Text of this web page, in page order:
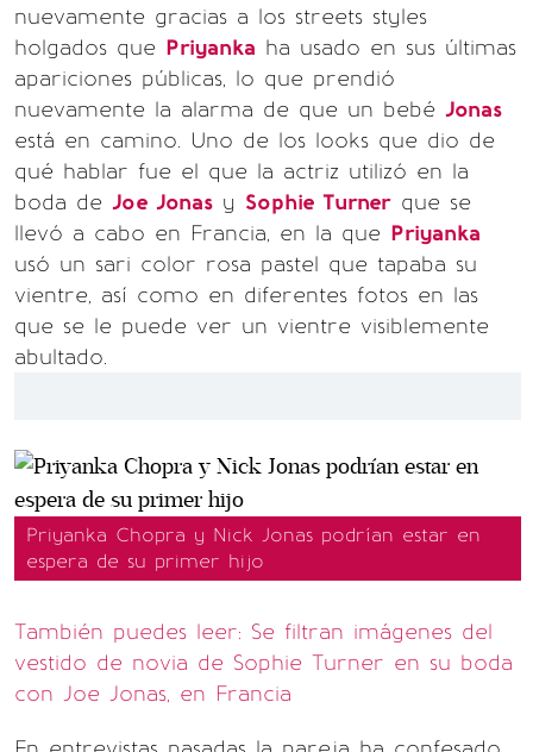
nuevamente gracias a los streets styles
holgados que Priyanka ha usado en sus últimas
apariciones públicas, lo que prendió
nuevamente la alarma de que un bebé Jonas
está en camino. Uno de los looks que dio de
qué hablar fue el que la actriz utilizó en la
boda de Joe Jonas y Sophie Turner que se
llevó a cabo en Francia, en la que Priyanka
usó un sari color rosa pastel que tapaba su
vientre, así como en diferentes fotos en las
que se le puede ver un vientre visiblemente
abultado.
Priyanka Chopra y Nick Jonas podrían estar en
espera de su primer hijo
También puedes leer: Se filtran imágenes del
vestido de novia de Sophie Turner en su boda
con Joe Jonas, en Francia